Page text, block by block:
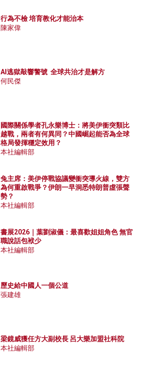
行為不檢 培育教化才能治本
陳家偉
AI逃獄敲響警號 全球共治才是解方
何民傑
國際關係學者孔永樂博士：將美伊衝突類比
越戰，兩者有何異同？中國崛起能否為全球
格局發揮穩定效用？
本社編輯部
兔主席：美伊停戰協議變衝突導火線，雙方
為何重啟戰爭？伊朗一早洞悉特朗普虛張聲
勢？
本社編輯部
書展2026｜葉劉淑儀：最喜歡姐姐角色 無官
職說話包袱少
本社編輯部
歷史給中國人一個公道
張建雄
梁鏡威獲任方大副校長 呂大樂加盟社科院
本社編輯部